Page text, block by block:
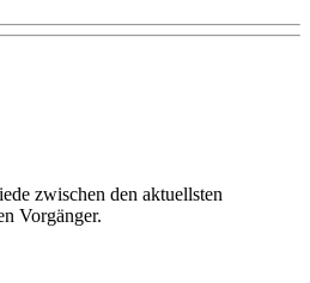
zwischen den aktuellsten
Vorgänger.